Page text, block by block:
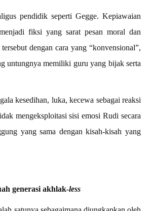
pendidik seperti Gegge. Kepiawaian
fiksi yang sarat pesan moral dan
dengan cara yang “konvensional”,
untungnya memiliki guru yang bijak serta
kesedihan, luka, kecewa sebagai reaksi
mengeksploitasi sisi emosi Rudi secara
yang sama dengan kisah-kisah yang
generasi akhlak-less